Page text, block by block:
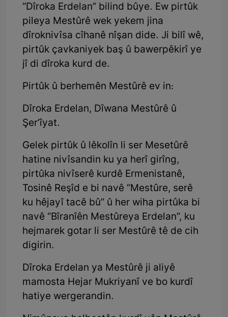
“Dîroka Erdelan” bilind bûye. Ew pirtûk
pileya Mestûrê wek yekem jina
dîroknivîsa cîhanê nîşan dide. Ji bilî wê,
pirtûk çavkaniyek baş û bawerpêkirî ye
jî di dîroka kurd de.
Pirtûk û berhemên Mestûrê ev in:
Dîroka Erdelan, Dîwana Mestûrê û
Şer’îyat.
Gelek pirtûk û lêkolîn li ser Mesetûrê
hatine nivîsandin ku ya herî girîng,
pirtûka nivîserê kurdê Ermenistanê,
Tosinê Reşîd e bi navê “Mestûre, serê
ku hêjayî tacê bû” û her wiha pirtûka bi
navê “Bîranîên Mestûreya Erdelan”, ku
hejmarek gotar li ser Mestûrê tê de cih
digirin.
Dîroka Erdelan ya Mestûrê ji aliyê
mamosta Hejar Mukriyanî ve bo kurdî
hatiye wergerandin.